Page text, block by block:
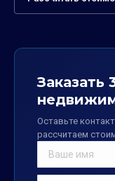
Заказать
Оставьте
рассчитаем